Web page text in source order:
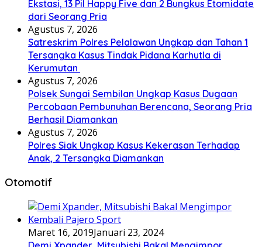
Ekstasi, 13 Pil Happy Five dan 2 Bungkus Etomidate
dari Seorang Pria
Agustus 7, 2026
Satreskrim Polres Pelalawan Ungkap dan Tahan 1
Tersangka Kasus Tindak Pidana Karhutla di
Kerumutan
Agustus 7, 2026
Polsek Sungai Sembilan Ungkap Kasus Dugaan
Percobaan Pembunuhan Berencana, Seorang Pria
Berhasil Diamankan
Agustus 7, 2026
Polres Siak Ungkap Kasus Kekerasan Terhadap
Anak, 2 Tersangka Diamankan
Otomotif
Maret 16, 2019Januari 23, 2024